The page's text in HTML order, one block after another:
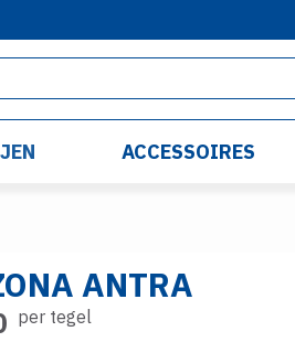
ACCESSOIRES
ANTRA
per tegel